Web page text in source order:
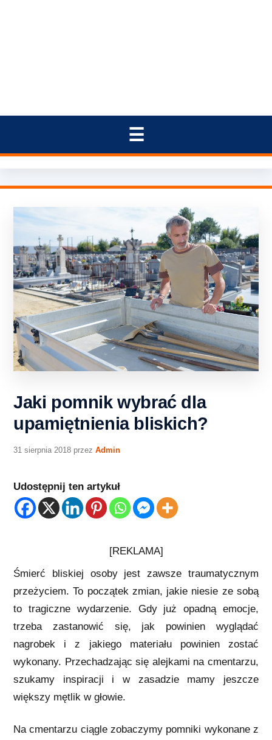
Jaki pomnik wybrać dla
upamiętnienia bliskich?
31 sierpnia 2018 przez Admin
Udostępnij ten artykuł
[REKLAMA]
Śmierć bliskiej osoby jest zawsze traumatycznym
przeżyciem. To początek zmian, jakie niesie ze sobą
to tragiczne wydarzenie. Gdy już opadną emocje,
trzeba zastanowić się, jak powinien wyglądać
nagrobek i z jakiego materiału powinien zostać
wykonany. Przechadzając się alejkami na cmentarzu,
szukamy inspiracji i w zasadzie mamy jeszcze
większy mętlik w głowie.
Na cmentarzu ciągle zobaczymy pomniki wykonane z